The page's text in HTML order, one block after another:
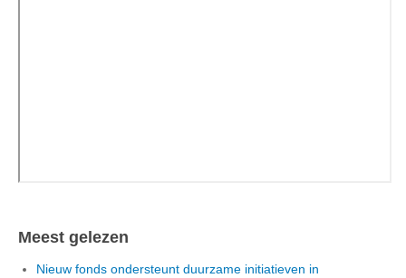
Meest gelezen
Nieuw fonds ondersteunt duurzame initiatieven in